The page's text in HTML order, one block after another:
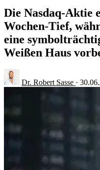
Die Nasdaq-Aktie
Wochen-Tief,
eine
Weißen Haus
Dr. Robert Sasse ·